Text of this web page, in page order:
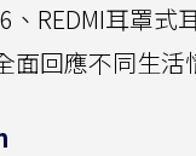
、REDMI耳罩
回應不同生活